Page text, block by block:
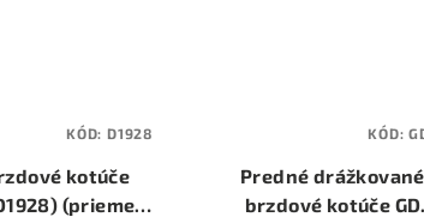
kotúče
(priemer
KÓD: D1928
Predné drážkované
brzdové kotúče GD
KÓD: